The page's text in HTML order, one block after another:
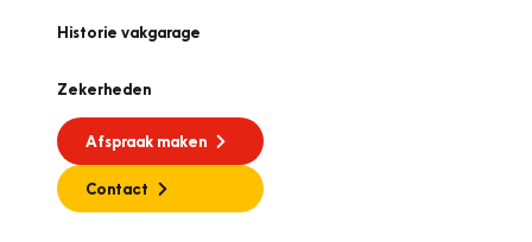
Historie vakgarage
Zekerheden
Afspraak maken
Contact